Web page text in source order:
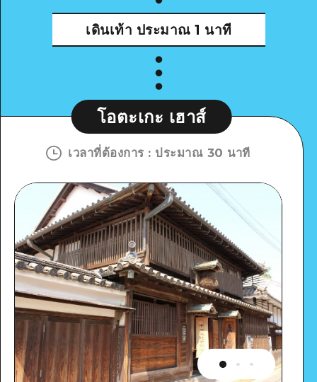
เดินเท้า ประมาณ 1 นาที
โอตะเกะ เฮาส์
เวลาที่ต้องการ : ประมาณ 30 นาที